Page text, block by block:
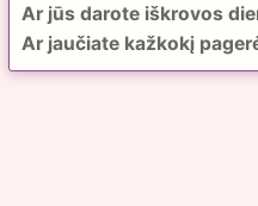
Ar jūs darote iškrovos
Ar jaučiate kažkokį